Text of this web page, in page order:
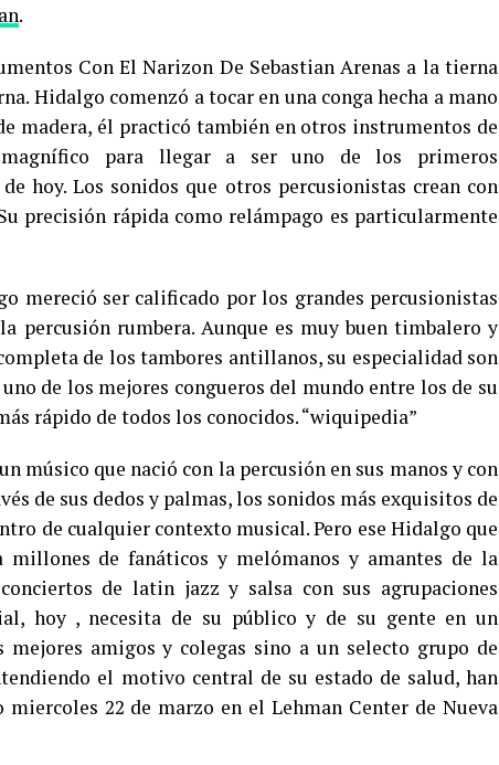
.
Con El Narizon De Sebastian Arenas a la tierna
Hidalgo comenzó a tocar en una conga hecha a mano
madera, él practicó también en otros instrumentos de
para llegar a ser uno de los primeros
hoy. Los sonidos que otros percusionistas crean con
precisión rápida como relámpago es particularmente
mereció ser calificado por los grandes percusionistas
percusión rumbera. Aunque es muy buen timbalero y
de los tambores antillanos, su especialidad son
de los mejores congueros del mundo entre los de su
rápido de todos los conocidos. “wiquipedia”
músico que nació con la percusión en sus manos y con
de sus dedos y palmas, los sonidos más exquisitos de
de cualquier contexto musical. Pero ese Hidalgo que
millones de fanáticos y melómanos y amantes de la
de latin jazz y salsa con sus agrupaciones
hoy , necesita de su público y de su gente en un
amigos y colegas sino a un selecto grupo de
el motivo central de su estado de salud, han
22 de marzo en el Lehman Center de Nueva